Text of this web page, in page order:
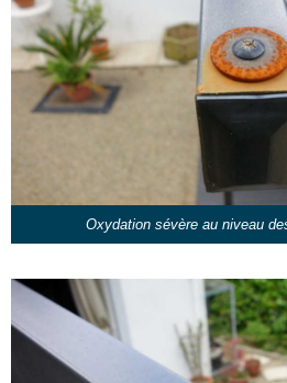
Oxydation sévère au niveau